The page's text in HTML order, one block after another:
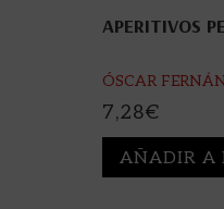
APERITIVOS
ÓSCAR
7,28€
AÑADIR A